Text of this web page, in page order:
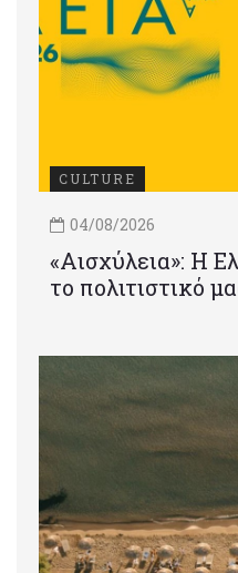
CULTURE
04/08/2026
«Αισχύλεια»: Η
το πολιτιστικό